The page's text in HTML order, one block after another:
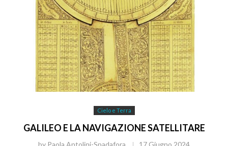
Cielo e Terra
GALILEO E LA NAVIGAZIONE SATELLITARE
by Paola Antolini-Spadafora 17 Giugno 2024